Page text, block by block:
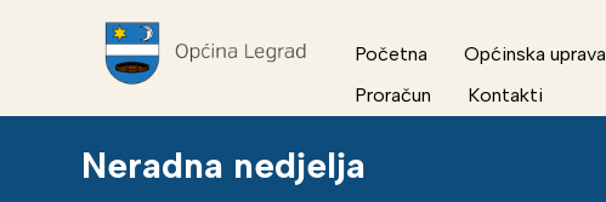
Početna Općinska uprava
Proračun
Kontakti
Neradna nedjelja